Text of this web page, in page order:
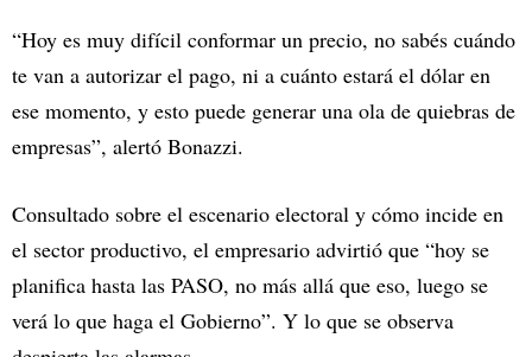
“Hoy es muy difícil conformar un precio, no sabés cuándo
te van a autorizar el pago, ni a cuánto estará el dólar en
ese momento, y esto puede generar una ola de quiebras de
empresas”, alertó Bonazzi.
Consultado sobre el escenario electoral y cómo incide en
el sector productivo, el empresario advirtió que “hoy se
planifica hasta las PASO, no más allá que eso, luego se
verá lo que haga el Gobierno”. Y lo que se observa